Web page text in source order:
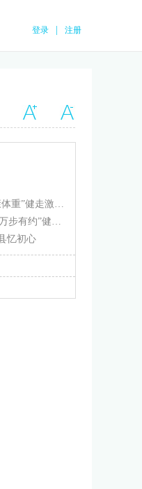
登录 注册
【万步动态】第十一届“万步有约 健康体重”健走激励大赛忻州保德赛区正式启动
【万步动态】绛县举办全国第十一届“万步有约”健走激励大赛（绛县赛区）启动仪式
忆初心